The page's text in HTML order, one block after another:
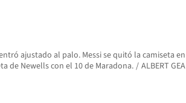
ajustado al palo. Messi se quitó la camiseta en
de Newells con el 10 de Maradona.
ALBERT GEA